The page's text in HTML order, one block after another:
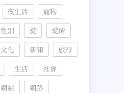
夜生活
寵物
性別 愛
愛情
文化 新聞
旅行
生活
社會
網站
網路